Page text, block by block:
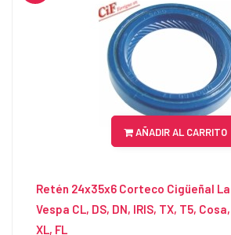
AÑADIR AL CARRITO
Retén 24x35x6 Corteco Cigüeñal
Vespa CL, DS, DN, IRIS, TX, T5,
XL, FL